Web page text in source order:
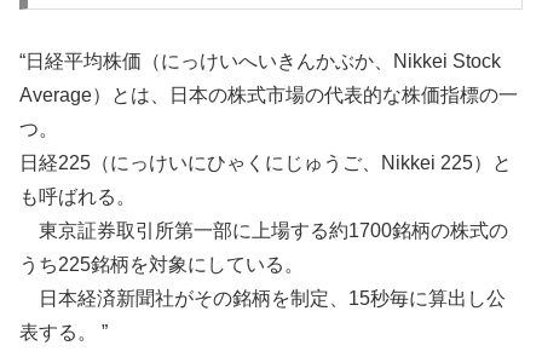
“日経平均株価（にっけいへいきんかぶか、Nikkei Stock
Average）とは、日本の株式市場の代表的な株価指標の一
つ。
日経225（にっけいにひゃくにじゅうご、Nikkei 225）と
も呼ばれる。
東京証券取引所第一部に上場する約1700銘柄の株式の
うち225銘柄を対象にしている。
日本経済新聞社がその銘柄を制定、15秒毎に算出し公
表する。 ”